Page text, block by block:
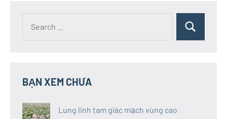
Search
BẠN XEM CHƯA
Lung linh tam giác mạch vùng cao